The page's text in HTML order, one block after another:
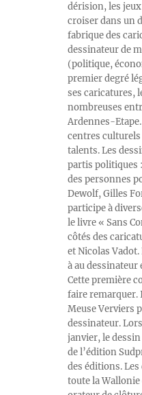
dérision, les
croiser dans un
fabrique des
dessinateur de
(politique,
premier degré
ses caricatures,
nombreuses
Ardennes-
centres culturels
talents. Les
partis politiques
des personnes
Dewolf, Gilles
participe à
le livre « Sans
côtés des
et Nicolas
à au dessinateur
Cette première
faire remarquer.
Meuse Verviers
dessinateur.
janvier, le
de l’édition
des éditions.
toute la Wallonie